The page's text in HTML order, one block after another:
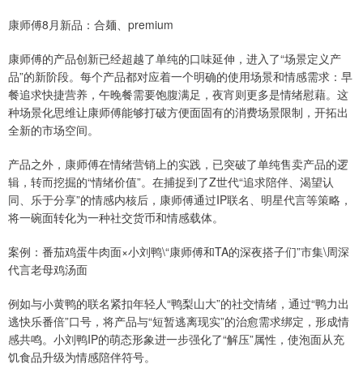
康师傅8月新品：合麺、premium
康师傅的产品创新已经超越了单纯的口味延伸，进入了“场景定义产
品”的新阶段。每个产品都对应着一个明确的使用场景和情感需求：早
餐追求快捷营养，午晚餐需要饱腹满足，夜宵则更多是情绪慰藉。这
种场景化思维让康师傅能够打破方便面固有的消费场景限制，开拓出
全新的市场空间。
产品之外，康师傅在情绪营销上的实践，已突破了单纯售卖产品的逻
辑，转而挖掘的“情绪价值”。在捕捉到了Z世代“追求陪伴、渴望认
同、乐于分享”的情感内核后，康师傅通过IP联名、明星代言等策略，
将一碗面转化为一种社交货币和情感载体。
案例：番茄鸡蛋牛肉面×小刘鸭\“康师傅和TA的深夜搭子们”市集\周深
代言老母鸡汤面
例如与小黄鸭的联名紧扣年轻人“鸭梨山大”的社交情绪，通过“鸭力出
逃快乐番倍”口号，将产品与“短暂逃离现实”的治愈需求绑定，形成情
感共鸣。小刘鸭IP的萌态形象进一步强化了“解压”属性，使泡面从充
饥食品升级为情感陪伴符号。